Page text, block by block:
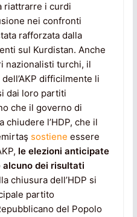
riattrarre i curdi
nei confronti
rafforzata dalla
sul Kurdistan. Anche
nazionalisti turchi, il
difficilmente li
dai loro partiti
che il governo di
chiudere l’HDP, che il
sostiene essere
le elezioni anticipate
alcuno dei risultati
chiusura dell’HDP si
partito
del Popolo